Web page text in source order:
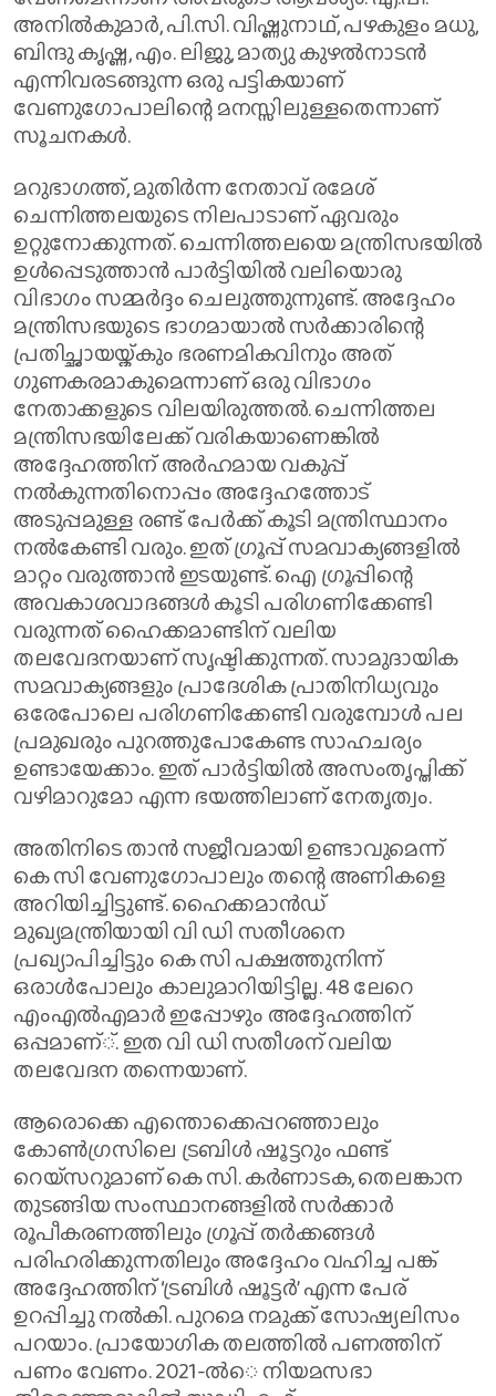
അനില്‍കുമാര്‍, പി.സി. വിഷ്ണുനാഥ്, പഴകുളം മധു,
ബിന്ദു കൃഷ്ണ, എം. ലിജു, മാത്യു കുഴല്‍നാടന്‍
എന്നിവരടങ്ങുന്ന ഒരു പട്ടികയാണ്
വേണുഗോപാലിന്റെ മനസ്സിലുള്ളതെന്നാണ്
സൂചനകള്‍.
മറുഭാഗത്ത്, മുതിര്‍ന്ന നേതാവ് രമേശ്
ചെന്നിത്തലയുടെ നിലപാടാണ് ഏവരും
ഉറ്റുനോക്കുന്നത്. ചെന്നിത്തലയെ മന്ത്രിസഭയില്‍
ഉള്‍പ്പെടുത്താന്‍ പാര്‍ട്ടിയില്‍ വലിയൊരു
വിഭാഗം സമ്മര്‍ദ്ദം ചെലുത്തുന്നുണ്ട്. അദ്ദേഹം
മന്ത്രിസഭയുടെ ഭാഗമായാല്‍ സര്‍ക്കാരിന്റെ
പ്രതിച്ഛായയ്ക്കും ഭരണമികവിനും അത്
ഗുണകരമാകുമെന്നാണ് ഒരു വിഭാഗം
നേതാക്കളുടെ വിലയിരുത്തല്‍. ചെന്നിത്തല
മന്ത്രിസഭയിലേക്ക് വരികയാണെങ്കില്‍
അദ്ദേഹത്തിന് അര്‍ഹമായ വകുപ്പ്
നല്‍കുന്നതിനൊപ്പം അദ്ദേഹത്തോട്
അടുപ്പമുള്ള രണ്ട് പേര്‍ക്ക് കൂടി മന്ത്രിസ്ഥാനം
നല്‍കേണ്ടി വരും. ഇത് ഗ്രൂപ്പ് സമവാക്യങ്ങളില്‍
മാറ്റം വരുത്താന്‍ ഇടയുണ്ട്. ഐ ഗ്രൂപ്പിന്റെ
അവകാശവാദങ്ങള്‍ കൂടി പരിഗണിക്കേണ്ടി
വരുന്നത് ഹൈക്കമാണ്ടിന് വലിയ
തലവേദനയാണ് സൃഷ്ടിക്കുന്നത്. സാമുദായിക
സമവാക്യങ്ങളും പ്രാദേശിക പ്രാതിനിധ്യവും
ഒരേപോലെ പരിഗണിക്കേണ്ടി വരുമ്പോള്‍ പല
പ്രമുഖരും പുറത്തുപോകേണ്ട സാഹചര്യം
ഉണ്ടായേക്കാം. ഇത് പാര്‍ട്ടിയില്‍ അസംതൃപ്തിക്ക്
വഴിമാറുമോ എന്ന ഭയത്തിലാണ് നേതൃത്വം.
അതിനിടെ താന്‍ സജീവമായി ഉണ്ടാവുമെന്ന്
കെ സി വേണുഗോപാലും തന്റെ അണികളെ
അറിയിച്ചിട്ടുണ്ട്. ഹൈക്കമാന്‍ഡ്
മുഖ്യമന്ത്രിയായി വി ഡി സതീശനെ
പ്രഖ്യാപിച്ചിട്ടും കെ സി പക്ഷത്തുനിന്ന്
ഒരാള്‍പോലും കാലുമാറിയിട്ടില്ല. 48 ലേറെ
എംഎല്‍എമാര്‍ ഇപ്പോഴും അദ്ദേഹത്തിന്
ഒപ്പമാണ്്. ഇത വി ഡി സതീശന് വലിയ
തലവേദന തന്നെയാണ്.
ആരൊക്കെ എന്തൊക്കെപ്പറഞ്ഞാലും
കോണ്‍ഗ്രസിലെ ട്രബിള്‍ ഷൂട്ടറും ഫണ്ട്
റെയ്‌സറുമാണ് കെ സി. കര്‍ണാടക, തെലങ്കാന
തുടങ്ങിയ സംസ്ഥാനങ്ങളില്‍ സര്‍ക്കാര്‍
രൂപീകരണത്തിലും ഗ്രൂപ്പ് തര്‍ക്കങ്ങള്‍
പരിഹരിക്കുന്നതിലും അദ്ദേഹം വഹിച്ച പങ്ക്
അദ്ദേഹത്തിന് ‘ട്രബിള്‍ ഷൂട്ടര്‍’ എന്ന പേര്
ഉറപ്പിച്ചു നല്‍കി. പുറമെ നമുക്ക് സോഷ്യലിസം
പറയാം. പ്രായോഗിക തലത്തില്‍ പണത്തിന്
പണം വേണം. 2021-ല്‍െ നിയമസഭാ